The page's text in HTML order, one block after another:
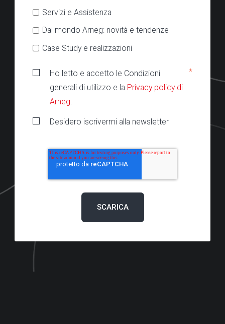
Servizi e Assistenza
Dal mondo Arneg: novità e tendenze
Case Study e realizzazioni
Ho letto e accetto le Condizioni
generali di utilizzo e la Privacy policy di
Arneg
*
Desidero iscrivermi alla newsletter